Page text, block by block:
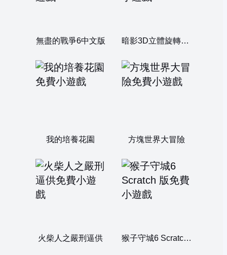
無盡的戰爭6中文版 暗影3D立體旋轉方塊
我的培養花園 方塊世界大冒險
火柴人之嚴刑逼供 猴子守城6 Scratch 版